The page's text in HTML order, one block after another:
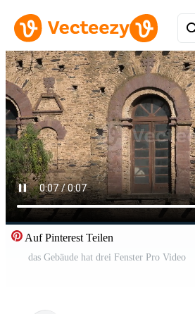
Auf Pinterest Teilen
das Gebäude hat drei Fenster Pro Video